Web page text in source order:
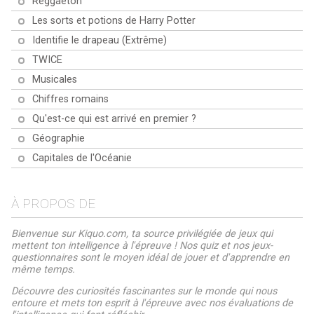
Les sorts et potions de Harry Potter
Identifie le drapeau (Extrême)
TWICE
Musicales
Chiffres romains
Qu'est-ce qui est arrivé en premier ?
Géographie
Capitales de l'Océanie
À PROPOS DE
Bienvenue sur Kiquo.com, ta source privilégiée de jeux qui
mettent ton intelligence à l'épreuve ! Nos quiz et nos jeux-
questionnaires sont le moyen idéal de jouer et d'apprendre en
même temps.
Découvre des curiosités fascinantes sur le monde qui nous
entoure et mets ton esprit à l'épreuve avec nos évaluations de